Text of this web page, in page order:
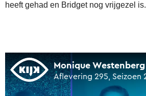
heeft gehad en Bridget nog vrijgezel is.